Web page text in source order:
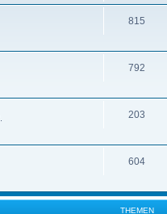
815
792
203
604
THEMEN